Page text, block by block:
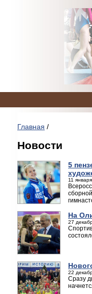
Главная /
Новости
5
11
На
27
22
Сразу